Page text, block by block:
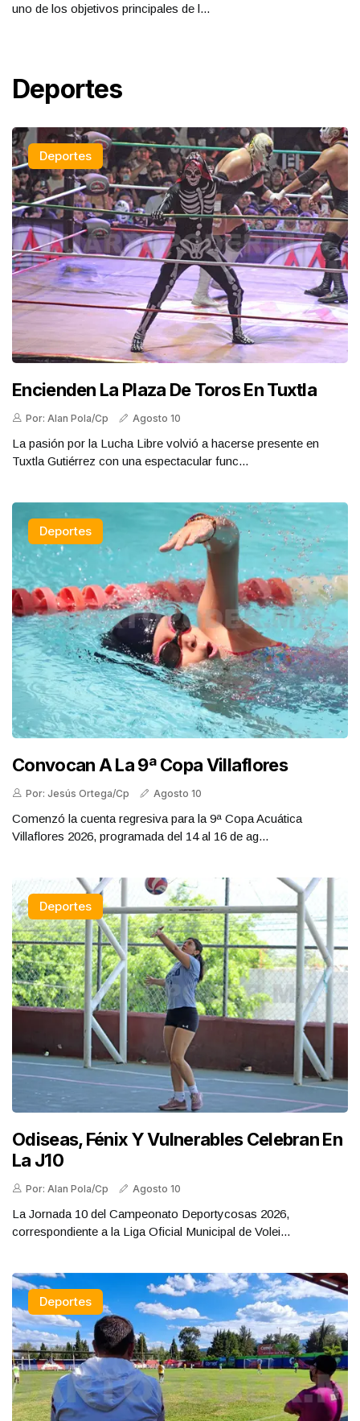
uno de los objetivos principales de l...
Deportes
Deportes
Encienden La Plaza De Toros En Tuxtla
Por: Alan Pola/Cp Agosto 10
La pasión por la Lucha Libre volvió a hacerse presente en
Tuxtla Gutiérrez con una espectacular func...
Deportes
Convocan A La 9ª Copa Villaflores
Por: Jesús Ortega/Cp Agosto 10
Comenzó la cuenta regresiva para la 9ª Copa Acuática
Villaflores 2026, programada del 14 al 16 de ag...
Deportes
Odiseas, Fénix Y Vulnerables Celebran En
La J10
Por: Alan Pola/Cp Agosto 10
La Jornada 10 del Campeonato Deportycosas 2026,
correspondiente a la Liga Oficial Municipal de Volei...
Deportes